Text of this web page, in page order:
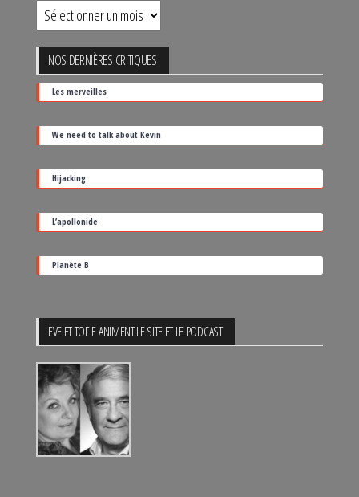
Retrouver
un
film
par
sa
date
de
sortie
NOS DERNIÈRES CRITIQUES
Les merveilles
We need to talk about Kevin
Hijacking
L’apollonide
Planète B
EVE ET TOFIE ANIMENT LE SITE ET LE PODCAST